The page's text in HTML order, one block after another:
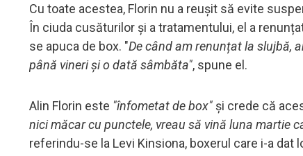
Cu toate acestea, Florin nu a reușit să evite
În ciuda cusăturilor și a tratamentului, el a
se apuca de box. "De când am renunțat la slujbă,
până vineri și o dată sâmbăta", spune el.
Alin Florin este "înfometat de box" și crede că
nici măcar cu punctele, vreau să vină luna martie
referindu-se la Levi Kinsiona, boxerul care i-a dat